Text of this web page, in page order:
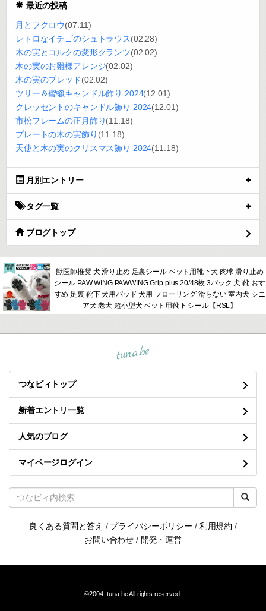
最近の投稿
月とフクロウ(07.11)
レトロなイチゴのシュトラウス(02.28)
木の実とコルクの変形クランツ(02.02)
木の実のお雛様アレンジ(02.02)
木の実のブレッド(02.02)
ツリー＆蜜蠟キャンドル飾り 2024(12.01)
クレッセントのキャンドル飾り 2024(12.01)
市松フレームの正月飾り(11.18)
プレートの木の実飾り (11.18)
天使と木の実のクリスマス飾り 2024(11.18)
月別エントリー
タグ一覧
ブログトップ
獣医師推奨 犬 滑り止め 足裏シール ペット用靴下犬 肉球 滑り止め
シール PAW WING PAWWING Grip plus 20/48枚 3パック 犬 靴 おす
すめ 足裏 靴下 犬用パッド 犬用 フローリング 滑らない 室内犬 シニ
ア犬 老犬 超小型犬 ペット用靴下 シール【RSL】
tuna.be
つなビィトップ
新着エントリ一覧
人気のブログ
マイページログイン
良くある質問と答え / プライバシーポリシー / 利用規約 /
お問い合わせ / 開発・運営
©2004-tuna.beAll rights reserved.